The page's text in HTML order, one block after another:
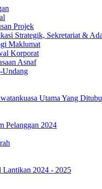
Projek
Strategik, Sekretariat &
Maklumat
Korporat
Asnaf
Undang
Utama Yang
Pelanggan 2024
Lantikan 2024 - 2025